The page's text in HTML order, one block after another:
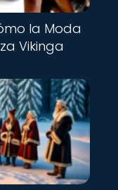
la Moda
Vikinga